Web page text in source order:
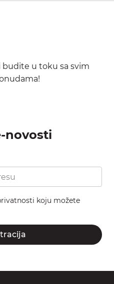
budite u toku sa svim
novosti
koju možete